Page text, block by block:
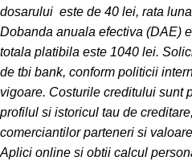
dosarului este de 40 lei, rata
Dobanda anuala efectiva (DAE)
totala platibila este 1040 lei.
de tbi bank, conform politicii
vigoare. Costurile creditului sunt
profilul si istoricul tau de
comerciantilor parteneri si
Aplici online si obtii calcul